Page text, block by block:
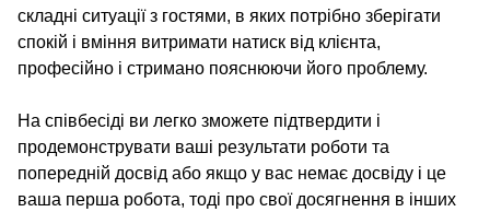
складні ситуації з гостями, в яких потрібно зберігати
спокій і вміння витримати натиск від клієнта,
професійно і стримано пояснюючи його проблему.
На співбесіді ви легко зможете підтвердити і
продемонструвати ваші результати роботи та
попередній досвід або якщо у вас немає досвіду і це
ваша перша робота, тоді про свої досягнення в інших